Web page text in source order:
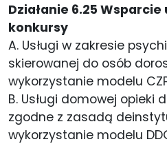
Działanie 6.25
konkursy
A. Usługi w zakresie
skierowanej do osób
wykorzystanie modelu
B. Usługi domowej opieki
zgodne z zasadą
wykorzystanie modelu